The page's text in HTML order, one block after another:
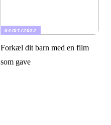
04/01/2022
Forkæl dit barn med en film
som gave